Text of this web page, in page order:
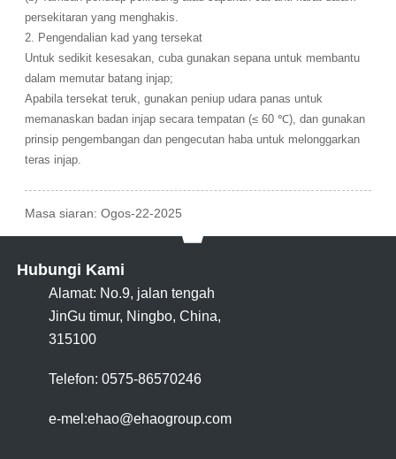
persekitaran yang menghakis.
2. Pengendalian kad yang tersekat
Untuk sedikit kesesakan, cuba gunakan sepana untuk membantu
dalam memutar batang injap;
Apabila tersekat teruk, gunakan peniup udara panas untuk
memanaskan badan injap secara tempatan (≤ 60 ℃), dan gunakan
prinsip pengembangan dan pengecutan haba untuk melonggarkan
teras injap.
Masa siaran: Ogos-22-2025
Hubungi Kami
Alamat: No.9, jalan tengah
JinGu timur, Ningbo, China,
315100
Telefon: 0575-86570246
e-mel:ehao@ehaogroup.com